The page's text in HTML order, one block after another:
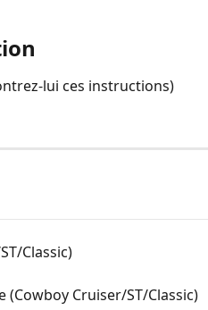
lui ces instructions)
Classic)
Cruiser/ST/Classic)